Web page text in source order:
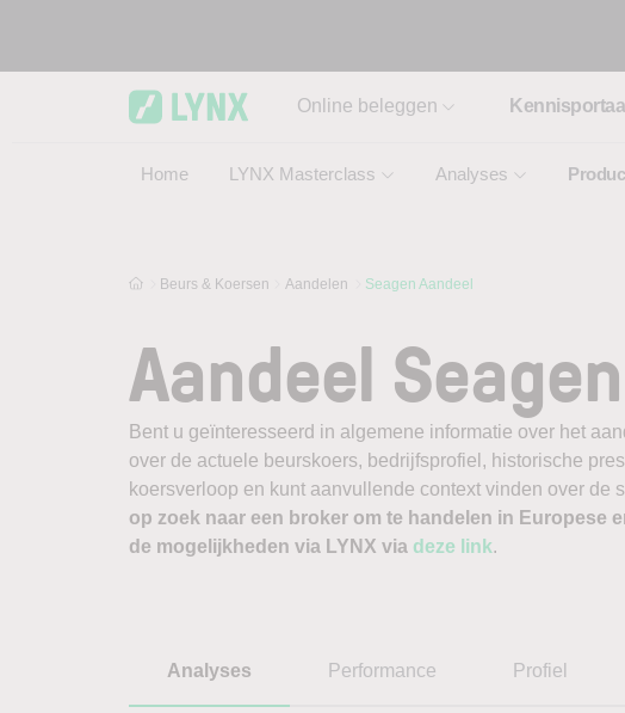
Online beleggen Kennisportaal
Home LYNX Masterclass Analyses
Beurs & Koersen Aandelen Seagen Aandeel
Aandeel Seagen
Bent u geïnteresseerd in algemene informatie over het
over de actuele beurskoers, bedrijfsprofiel, historische
koersverloop en kunt aanvullende context vinden over de
op zoek naar een broker om te handelen in Europese
de mogelijkheden via LYNX via deze link.
Analyses Performance Profiel